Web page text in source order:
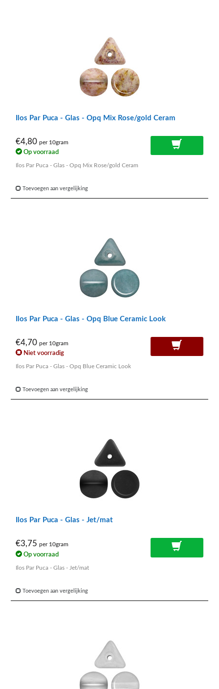
Ilos Par Puca - Glas - Opq Mix Rose/gold Ceram
€4,80 per 10gram
Op voorraad
Ilos Par Puca - Glas - Opq Mix Rose/gold Ceram
Toevoegen aan vergelijking
Ilos Par Puca - Glas - Opq Blue Ceramic Look
€4,70 per 10gram
Niet voorradig
Ilos Par Puca - Glas - Opq Blue Ceramic Look
Toevoegen aan vergelijking
Ilos Par Puca - Glas - Jet/mat
€3,75 per 10gram
Op voorraad
Ilos Par Puca - Glas - Jet/mat
Toevoegen aan vergelijking